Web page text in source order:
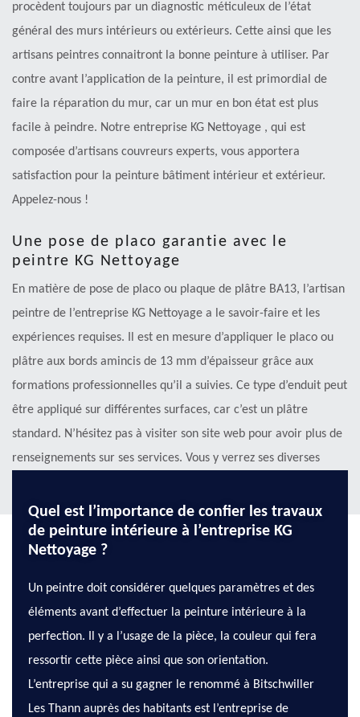
procèdent toujours par un diagnostic méticuleux de l’état
général des murs intérieurs ou extérieurs. Cette ainsi que les
artisans peintres connaitront la bonne peinture à utiliser. Par
contre avant l’application de la peinture, il est primordial de
faire la réparation du mur, car un mur en bon état est plus
facile à peindre. Notre entreprise KG Nettoyage , qui est
composée d’artisans couvreurs experts, vous apportera
satisfaction pour la peinture bâtiment intérieur et extérieur.
Appelez-nous !
Une pose de placo garantie avec le
peintre KG Nettoyage
En matière de pose de placo ou plaque de plâtre BA13, l’artisan
peintre de l’entreprise KG Nettoyage a le savoir-faire et les
expériences requises. Il est en mesure d’appliquer le placo ou
plâtre aux bords amincis de 13 mm d’épaisseur grâce aux
formations professionnelles qu’il a suivies. Ce type d’enduit peut
être appliqué sur différentes surfaces, car c’est un plâtre
standard. N’hésitez pas à visiter son site web pour avoir plus de
renseignements sur ses services. Vous y verrez ses diverses
Quel est l’importance de confier les travaux
de peinture intérieure à l’entreprise KG
Nettoyage ?
Un peintre doit considérer quelques paramètres et des
éléments avant d’effectuer la peinture intérieure à la
perfection. Il y a l’usage de la pièce, la couleur qui fera
ressortir cette pièce ainsi que son orientation.
L’entreprise qui a su gagner le renommé à Bitschwiller
Les Thann auprès des habitants est l’entreprise de